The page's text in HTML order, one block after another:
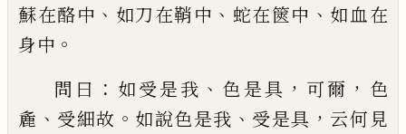
蘇在酪中 、 如刀在鞘中 、 蛇在篋中 、 如血在
身中 。
問曰 ： 如受是我 、 色是具 ， 可爾 ， 色
麁 、 受細故 。 如說色是我 、 受是具 ， 云何見